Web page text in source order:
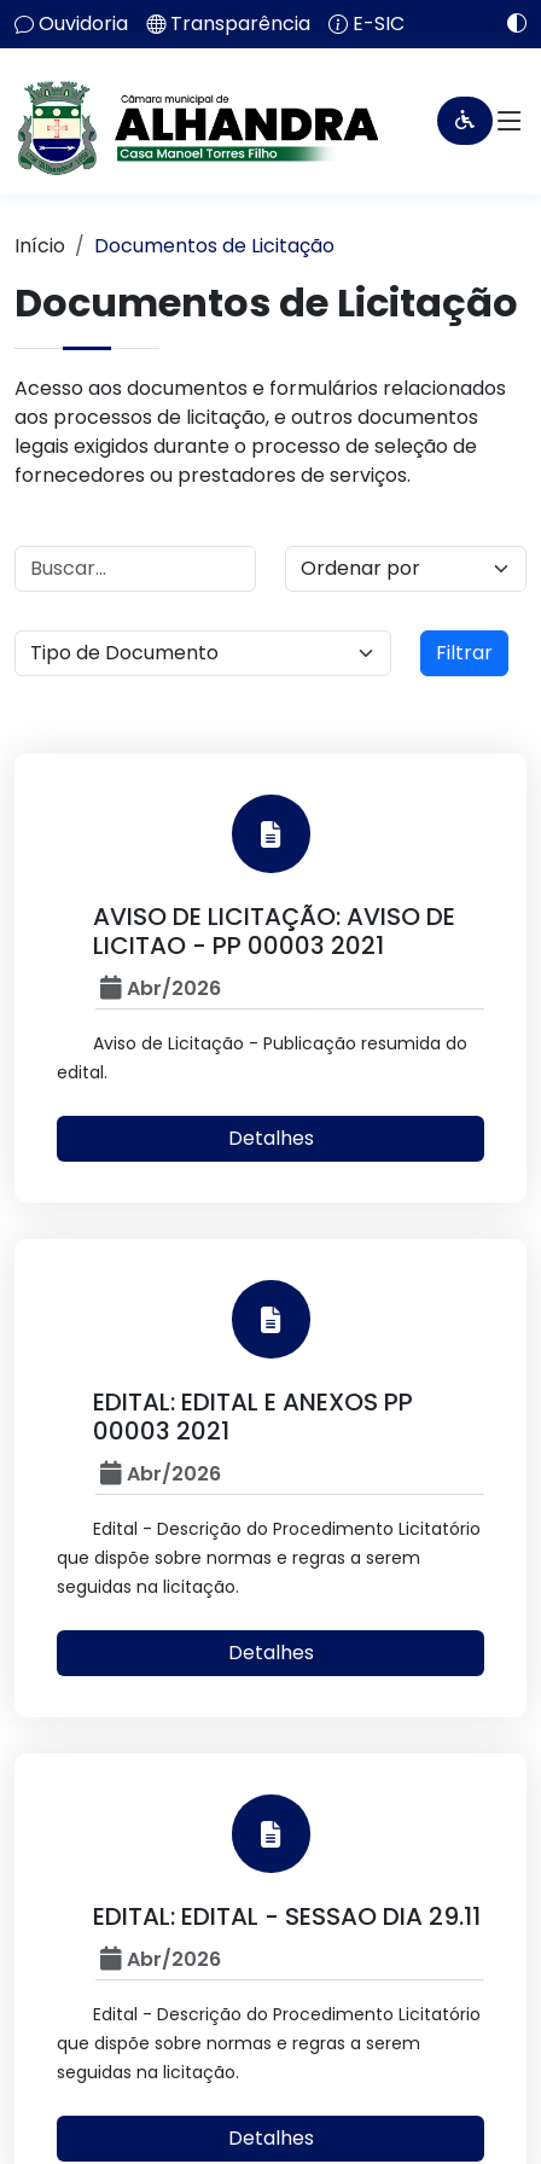
Ouvidoria Transparência E-SIC
Início Documentos de Licitação
Documentos de Licitação
Acesso aos documentos e formulários relacionados
aos processos de licitação, e outros documentos
legais exigidos durante o processo de seleção de
fornecedores ou prestadores de serviços.
Filtrar
AVISO DE LICITAÇÃO: AVISO DE
LICITAO - PP 00003 2021
Abr/2026
Aviso de Licitação - Publicação resumida do
edital.
Detalhes
EDITAL: EDITAL E ANEXOS PP
00003 2021
Abr/2026
Edital - Descrição do Procedimento Licitatório
que dispõe sobre normas e regras a serem
seguidas na licitação.
Detalhes
EDITAL: EDITAL - SESSAO DIA 29.11
Abr/2026
Edital - Descrição do Procedimento Licitatório
que dispõe sobre normas e regras a serem
seguidas na licitação.
Detalhes